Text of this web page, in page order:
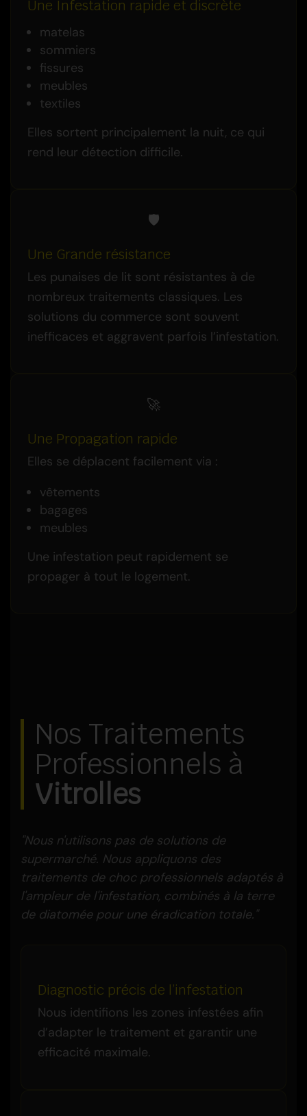
Une Infestation rapide et discrète
matelas
sommiers
fissures
meubles
textiles
Elles sortent principalement la nuit, ce qui
rend leur détection difficile.
🛡️
Une Grande résistance
Les punaises de lit sont résistantes à de
nombreux traitements classiques. Les
solutions du commerce sont souvent
inefficaces et aggravent parfois l’infestation.
🚀
Une Propagation rapide
Elles se déplacent facilement via :
vêtements
bagages
meubles
Une infestation peut rapidement se
propager à tout le logement.
Nos Traitements
Professionnels à
Vitrolles
"Nous n'utilisons pas de solutions de
supermarché. Nous appliquons des
traitements de choc professionnels adaptés à
l'ampleur de l'infestation, combinés à la terre
de diatomée pour une éradication totale."
Diagnostic précis de l’infestation
Nous identifions les zones infestées afin
d’adapter le traitement et garantir une
efficacité maximale.